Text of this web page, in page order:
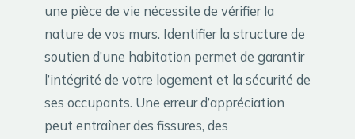
une pièce de vie nécessite de vérifier la
nature de vos murs. Identifier la structure de
soutien d’une habitation permet de garantir
l’intégrité de votre logement et la sécurité de
ses occupants. Une erreur d’appréciation
peut entraîner des fissures, des